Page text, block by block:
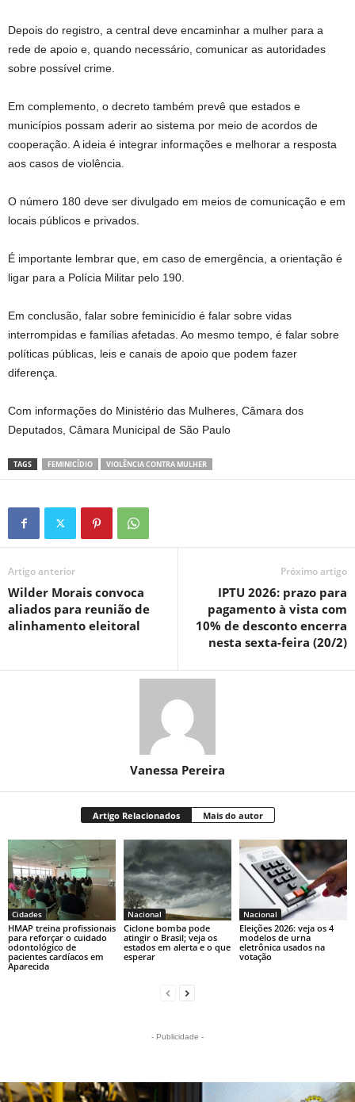
Depois do registro, a central deve encaminhar a mulher para a
rede de apoio e, quando necessário, comunicar as autoridades
sobre possível crime.
Em complemento, o decreto também prevê que estados e
municípios possam aderir ao sistema por meio de acordos de
cooperação. A ideia é integrar informações e melhorar a resposta
aos casos de violência.
O número 180 deve ser divulgado em meios de comunicação e em
locais públicos e privados.
É importante lembrar que, em caso de emergência, a orientação é
ligar para a Polícia Militar pelo 190.
Em conclusão, falar sobre feminicídio é falar sobre vidas
interrompidas e famílias afetadas. Ao mesmo tempo, é falar sobre
políticas públicas, leis e canais de apoio que podem fazer
diferença.
Com informações do Ministério das Mulheres, Câmara dos
Deputados, Câmara Municipal de São Paulo
TAGS FEMINICÍDIO VIOLÊNCIA CONTRA MULHER
Artigo anterior
Wilder Morais convoca
aliados para reunião de
alinhamento eleitoral
Próximo artigo
IPTU 2026: prazo para
pagamento à vista com
10% de desconto encerra
nesta sexta-feira (20/2)
Vanessa Pereira
Artigo Relacionados Mais do autor
Cidades
HMAP treina profissionais
para reforçar o cuidado
odontológico de
pacientes cardíacos em
Aparecida
Nacional
Ciclone bomba pode
atingir o Brasil; veja os
estados em alerta e o que
esperar
Nacional
Eleições 2026: veja os 4
modelos de urna
eletrônica usados na
votação
- Publicidade -